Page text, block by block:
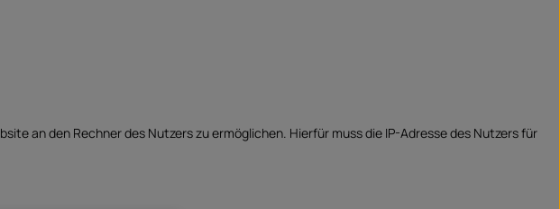
an den Rechner des Nutzers zu ermöglichen. Hierfür muss die IP-Adresse des Nutzers für